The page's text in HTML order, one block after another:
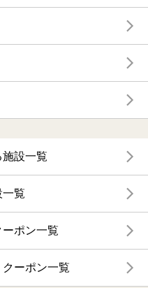
設一覧
一覧
ポン一覧
ーポン一覧